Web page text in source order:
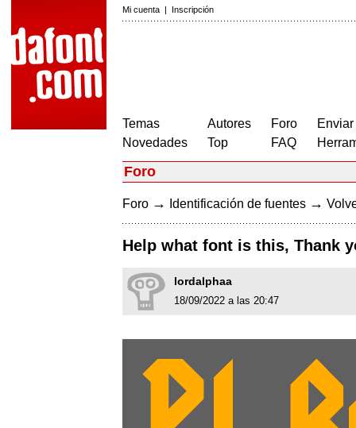
Mi cuenta | Inscripción
Temas
Novedades
Autores
Top
Foro
FAQ
Foro
Foro → Identificación de fuentes →
Help what font is this, Thank
lordalphaa
18/09/2022 a las 20:47